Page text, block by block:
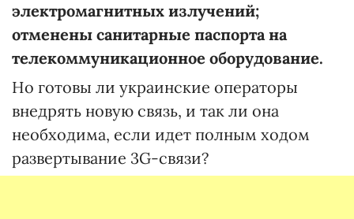
электромагнитных излучений;
отменены санитарные паспорта на
телекоммуникационное оборудование.
Но готовы ли украинские операторы
внедрять новую связь, и так ли она
необходима, если идет полным ходом
развертывание 3G-связи?